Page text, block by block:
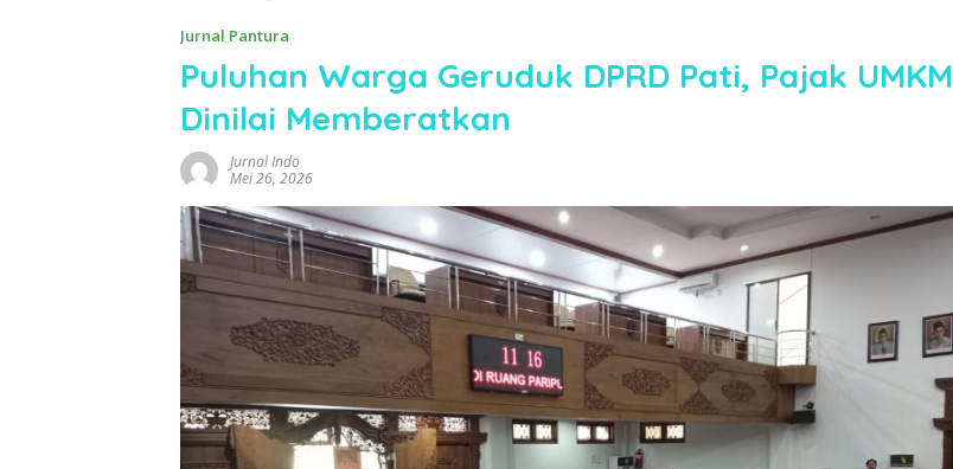
Jurnal Pantura
Puluhan Warga Geruduk DPRD Pati, Pajak UMKM
Dinilai Memberatkan
Jurnal Indo
Mei 26, 2026